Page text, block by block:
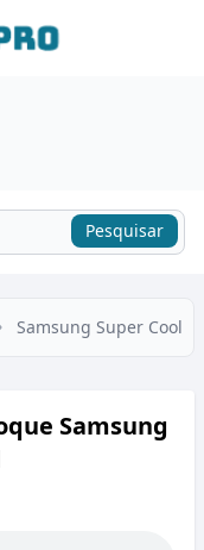
Pesquisar
Samsung Super Cool
Samsung